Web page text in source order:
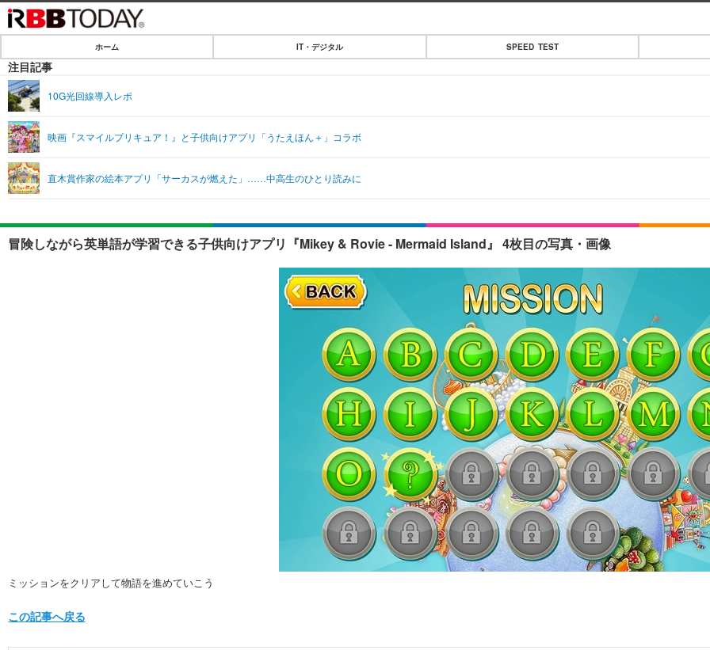
IT・デジタル
ショッピング
SPEED TEST
エンタメ
エンタメTOP
音楽
グラビア
ショッピング
ライフ
ライフTOP
ペット
リリース一覧
ホーム IT・デジタル SPEED TEST
注目記事
10G光回線導入レポ
映画『スマイルプリキュア！』と子供向けアプリ「うたえほん＋」コラボ
直木賞作家の絵本アプリ「サーカスが燃えた」……中高生のひとり読みに
冒険しながら英単語が学習できる子供向けアプリ『Mikey & Rovie - Mermaid Island』 4枚目の写真・画像
ミッションをクリアして物語を進めていこう
この記事へ戻る